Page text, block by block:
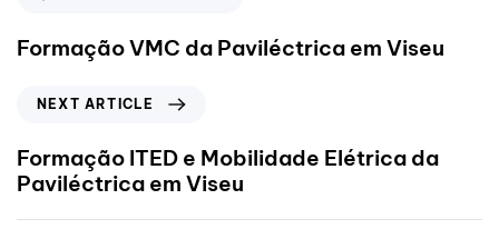
Formação VMC da Paviléctrica em Viseu
NEXT ARTICLE
Formação ITED e Mobilidade Elétrica da
Paviléctrica em Viseu